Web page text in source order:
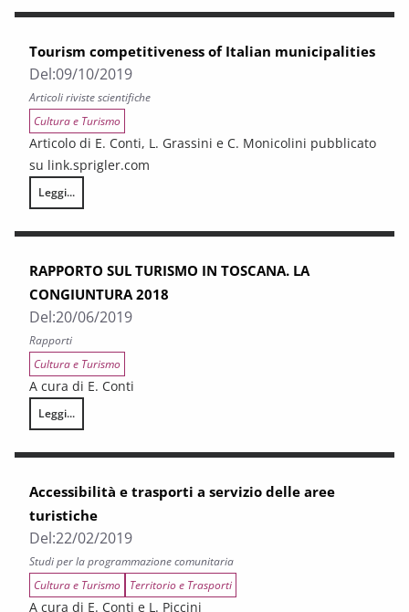
Tourism competitiveness of Italian municipalities
Del:09/10/2019
Articoli riviste scientifiche
Cultura e Turismo
Articolo di E. Conti, L. Grassini e C. Monicolini pubblicato
su link.sprigler.com
Leggi...
Tourism competitiveness of Italian municipalities
RAPPORTO SUL TURISMO IN TOSCANA. LA
CONGIUNTURA 2018
Del:20/06/2019
Rapporti
Cultura e Turismo
A cura di E. Conti
Leggi...
RAPPORTO SUL TURISMO IN TOSCANA. LA CONGIUNTURA 2018
Accessibilità e trasporti a servizio delle aree
turistiche
Del:22/02/2019
Studi per la programmazione comunitaria
Cultura e Turismo
Territorio e Trasporti
A cura di E. Conti e L. Piccini